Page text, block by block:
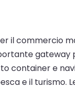
il commercio
gateway
container e
e il turismo.